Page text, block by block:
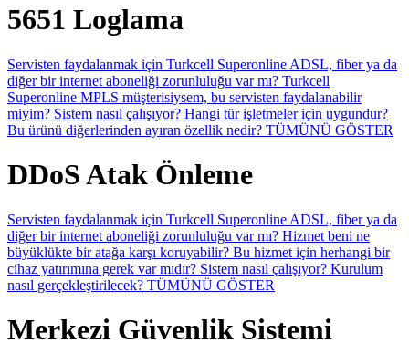
5651 Loglama
Servisten faydalanmak için Turkcell Superonline ADSL, fiber ya da
diğer bir internet aboneliği zorunluluğu var mı? Turkcell
Superonline MPLS müşterisiysem, bu servisten faydalanabilir
miyim? Sistem nasıl çalışıyor? Hangi tür işletmeler için uygundur?
Bu ürünü diğerlerinden ayıran özellik nedir? TÜMÜNÜ GÖSTER
DDoS Atak Önleme
Servisten faydalanmak için Turkcell Superonline ADSL, fiber ya da
diğer bir internet aboneliği zorunluluğu var mı? Hizmet beni ne
büyüklükte bir atağa karşı koruyabilir? Bu hizmet için herhangi bir
cihaz yatırımına gerek var mıdır? Sistem nasıl çalışıyor? Kurulum
nasıl gerçekleştirilecek? TÜMÜNÜ GÖSTER
Merkezi Güvenlik Sistemi